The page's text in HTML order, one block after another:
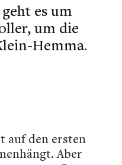
es um
um die
Hemma.
auf den ersten
Aber